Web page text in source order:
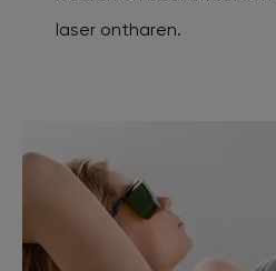
laser ontharen.